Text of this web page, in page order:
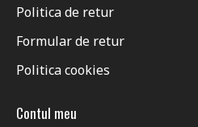
Politica de retur
Formular de retur
Politica cookies
Contul meu